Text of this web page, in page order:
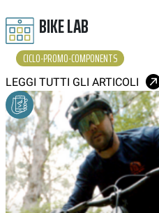
BIKE LAB
CICLO-PROMO-COMPONENTS
LEGGI TUTTI GLI ARTICOLI